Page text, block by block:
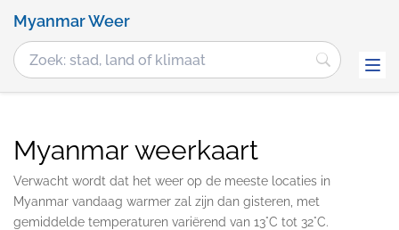
Myanmar Weer
Myanmar weerkaart
Verwacht wordt dat het weer op de meeste locaties in
Myanmar vandaag warmer zal zijn dan gisteren, met
gemiddelde temperaturen variërend van 13°C tot 32°C.